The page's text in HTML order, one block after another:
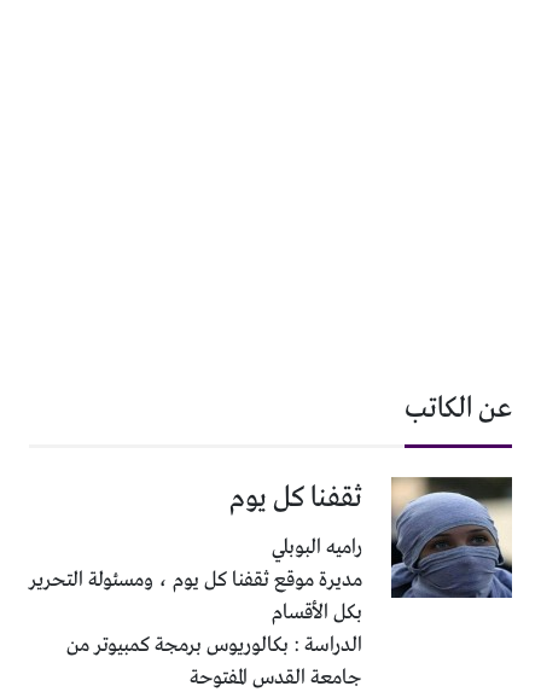
عن الكاتب
ثقفنا كل يوم
راميه البوبلي
مديرة موقع ثقفنا كل يوم ، ومسئولة التحرير
بكل الأقسام
الدراسة : بكالوريوس برمجة كمبيوتر من
جامعة القدس المفتوحة